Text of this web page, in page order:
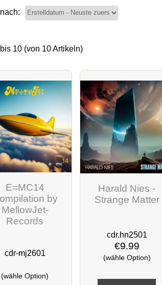
bis 10(von 10Artikeln)
E=MC14
by
MellowJet-
Records
cdr-mj2601
(wähle Option)
Harald Nies -
Strange Matter
cdr.hn2501
€9.99
(wähle Option)